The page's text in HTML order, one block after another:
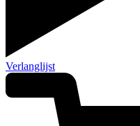
Verlanglijst